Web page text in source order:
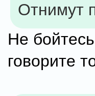
Отнимут
Не
говорите